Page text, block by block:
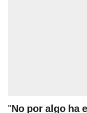
"No por algo ha